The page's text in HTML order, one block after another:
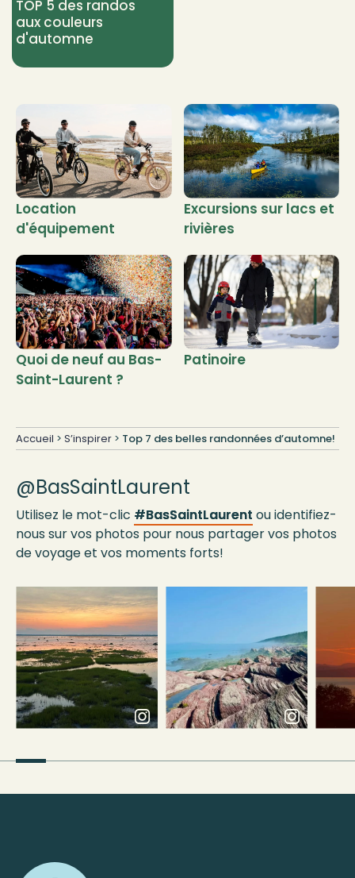
TOP 5 des randos
aux couleurs
d'automne
Location
d'équipement
Excursions sur lacs et
rivières
Quoi de neuf au Bas-
Saint-Laurent ?
Patinoire
Accueil > S’inspirer > Top 7 des belles randonnées d’automne!
@BasSaintLaurent
Utilisez le mot-clic #BasSaintLaurent ou identifiez-
nous sur vos photos pour nous partager vos photos
de voyage et vos moments forts!